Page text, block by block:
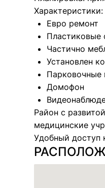
Характеристики:
Евро ремонт
Пластиковые
Частично
Установлен
Парковочные
Домофон
Район с
медицинские
Удобный доступ